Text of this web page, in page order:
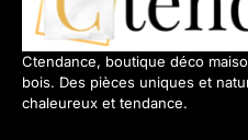
Ctendance, boutique déco
bois. Des pièces uniques et
chaleureux et tendance.